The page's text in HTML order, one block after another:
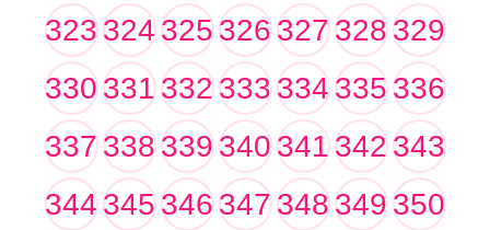
323324325326327328329
330331332333334335336
337338339340341342343
344345346347348349350